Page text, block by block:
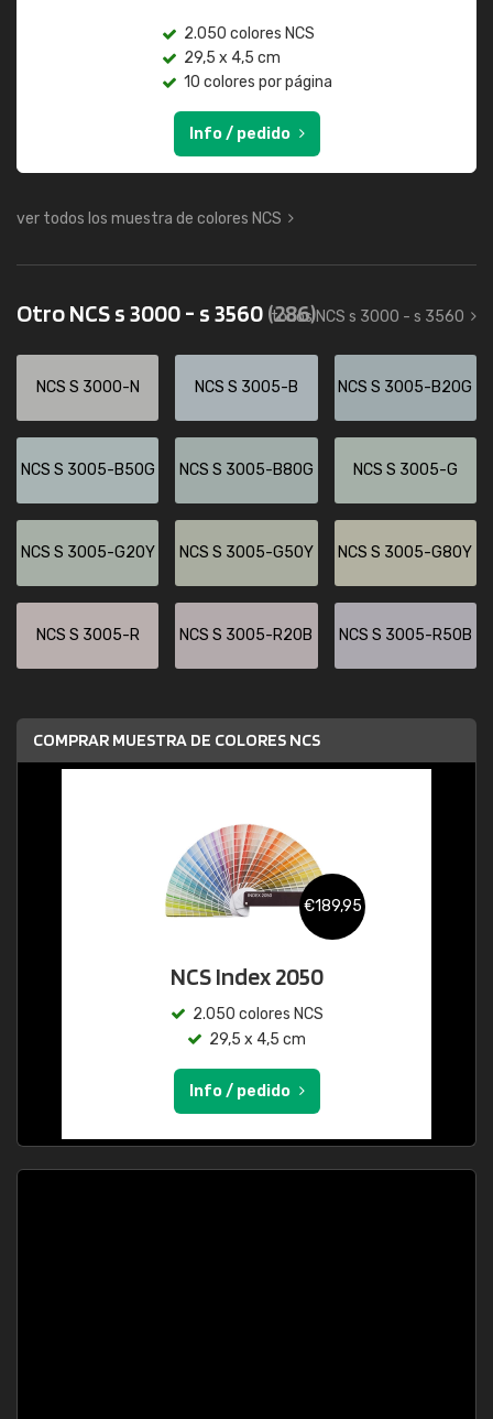
2.050 colores NCS
29,5 x 4,5 cm
10 colores por página
Info / pedido
ver todos los muestra de colores NCS
Otro NCS s 3000 - s 3560(286)
todos NCS s 3000 - s 3560
NCS S 3000-N NCS S 3005-B NCS S 3005-B20G
NCS S 3005-B50G NCS S 3005-B80G NCS S 3005-G
NCS S 3005-G20Y NCS S 3005-G50Y NCS S 3005-G80Y
NCS S 3005-R NCS S 3005-R20B NCS S 3005-R50B
COMPRAR MUESTRA DE COLORES NCS
€189,95
NCS Index 2050
2.050 colores NCS
29,5 x 4,5 cm
Info / pedido